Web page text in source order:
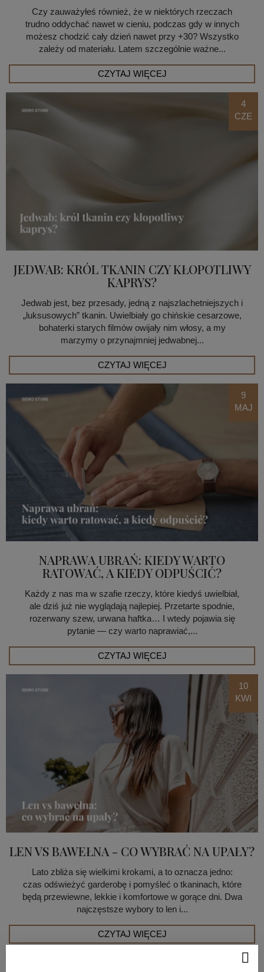
Czy zauważyłeś również, że w niektórych rzeczach
trudno oddychać nawet w cieniu, podczas gdy w innych
możesz chodzić cały dzień nawet przy +30? Wszystko
zależy od materiału. Latem szczególnie ważne...
CZYTAJ WIĘCEJ
4
CZE
JEDWAB: KRÓL TKANIN CZY KŁOPOTLIWY
KAPRYS?
Jedwab jest, bez przesady, jedną z najszlachetniejszych i
„luksusowych” tkanin. Uwielbiały go chińskie cesarzowe,
bohaterki starych filmów owijały nim włosy, a my
marzymy o przynajmniej jedwabnej...
CZYTAJ WIĘCEJ
9
MAJ
NAPRAWA UBRAŃ: KIEDY WARTO
RATOWAĆ, A KIEDY ODPUŚCIĆ?
Każdy z nas ma w szafie rzeczy, które kiedyś uwielbiał,
ale dziś już nie wyglądają najlepiej. Przetarte spodnie,
rozerwany szew, urwana haftka… I wtedy pojawia się
pytanie — czy warto naprawiać,...
CZYTAJ WIĘCEJ
10
KWI
LEN VS BAWEŁNA - CO WYBRAĆ NA UPAŁY?
Lato zbliża się wielkimi krokami, a to oznacza jedno:
czas odświeżyć garderobę i pomyśleć o tkaninach, które
będą przewiewne, lekkie i komfortowe w gorące dni. Dwa
najczęstsze wybory to len i...
CZYTAJ WIĘCEJ
3